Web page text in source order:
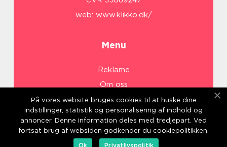
web: www.klikko.dk/
Menu
Reklame
Om oss
Cookies
Kontakt Oss
Sitemap
På vores website bruges cookies til at huske dine
indstillinger, statistik og personalisering af indhold og
annoncer. Denne information deles med tredjepart. Ved
fortsat brug af websiden godkender du cookiepolitikken.
Ok
Privatlivspolitik